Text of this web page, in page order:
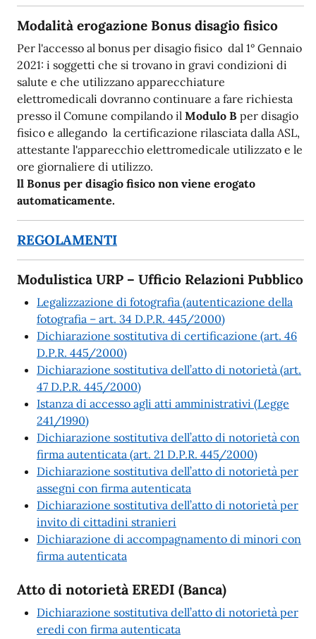
Modalità erogazione Bonus disagio fisico
Per l'accesso al bonus per disagio fisico dal 1° Gennaio
2021: i soggetti che si trovano in gravi condizioni di
salute e che utilizzano apparecchiature
elettromedicali dovranno continuare a fare richiesta
presso il Comune compilando il Modulo B per disagio
fisico e allegando la certificazione rilasciata dalla ASL,
attestante l'apparecchio elettromedicale utilizzato e le
ore giornaliere di utilizzo.
ll Bonus per disagio fisico non viene erogato
automaticamente.
REGOLAMENTI
Modulistica URP – Ufficio Relazioni Pubblico
Legalizzazione di fotografia (autenticazione della
fotografia – art. 34 D.P.R. 445/2000)
Dichiarazione sostitutiva di certificazione (art. 46
D.P.R. 445/2000)
Dichiarazione sostitutiva dell’atto di notorietà (art.
47 D.P.R. 445/2000)
Istanza di accesso agli atti amministrativi (Legge
241/1990)
Dichiarazione sostitutiva dell’atto di notorietà con
firma autenticata (art. 21 D.P.R. 445/2000)
Dichiarazione sostitutiva dell’atto di notorietà per
assegni con firma autenticata
Dichiarazione sostitutiva dell’atto di notorietà per
invito di cittadini stranieri
Dichiarazione di accompagnamento di minori con
firma autenticata
Atto di notorietà EREDI (Banca)
Dichiarazione sostitutiva dell’atto di notorietà per
eredi con firma autenticata